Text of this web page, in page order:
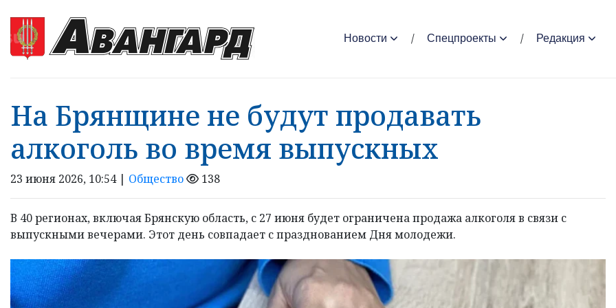
Новости Спецпроекты Редакция
На Брянщине не будут продавать
алкоголь во время выпускных
23 июня 2026, 10:54 | Общество 138
В 40 регионах, включая Брянскую область, с 27 июня будет ограничена продажа алкоголя в связи с
выпускными вечерами. Этот день совпадает с празднованием Дня молодежи.